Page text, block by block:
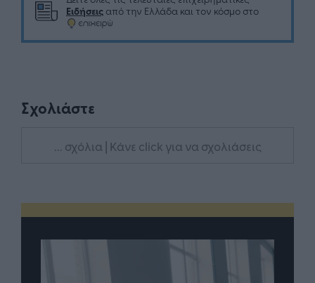
Ειδήσεις από την Ελλάδα και τον κόσμο στο
Σχολιάστε
... σχόλια | Κάνε click για να σχολιάσεις